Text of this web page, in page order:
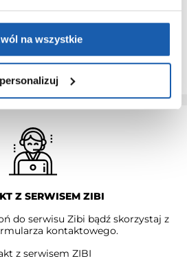
na wszystkie
obejmuje jedynie zegarki marki G-
SHOCK.
GWARANCJĘ
Z SERWISEM ZIBI
do serwisu Zibi bądź skorzystaj z
kontaktowego.
z serwisem ZIBI